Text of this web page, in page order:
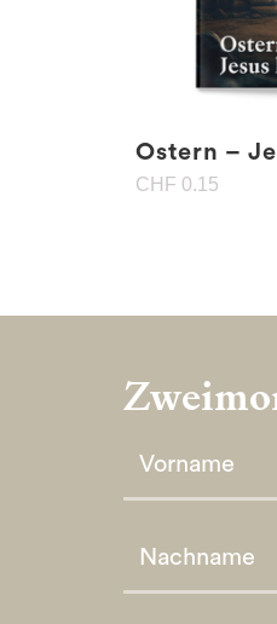
Ostern –
CHF 0.15